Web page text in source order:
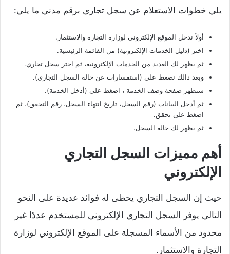
يلي خطوات الاستعلام عن سجل تجاري برقم مدني ما يلي:
أولاً ندخل الموقع الإلكتروني لوزارة التجارة والاستثمار.
اختر (دليل الخدمات الإلكترونية) من القائمة الرئيسية.
ثم يظهر لك العديد من الخدمات الإلكترونية، ثم اختر سجل تجاري.
وبعد ذالك نضغط على (استفسارات عن حالة السجل التجاري).
ستظهر صفحة وصف الخدمة ، اضغط على (أدخل الخدمة).
ثم أدخل البيانات (رقم السجل، تاريخ انتهاء السجل، رقم التحقق)، ثم
اضغط على تحقق.
ثم يظهر لك حالة السجل.
أهم مميزات السجل التجاري
الإلكتروني
حيث إن السجل التجاري يحظى له فوائد عديدة على النحو
التالي يوفر السجل التجاري الإلكتروني للمستخدم عددًا غير
محدود من الأسماء المسجلة على الموقع الإلكتروني لوزارة
التجارة والاستثمار.